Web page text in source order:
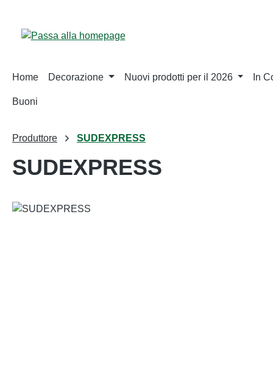
Home Decorazione Nuovi prodotti per il 2026 In
Buoni
Produttore SUDEXPRESS
SUDEXPRESS